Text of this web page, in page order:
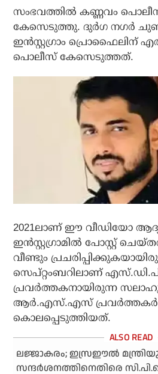
സംഭവത്തില്‍ കണ്ണവം
കേസെടുത്തു. ദുര്‍ഗ നഗര്‍
ഇന്‍സ്റ്റഗ്രാം പ്രൊഫൈലിന്
പൊലീസ് കേസെടുത്തത്.
2021ലാണ് ഈ വീഡിയോ
ഇന്‍സ്റ്റഗ്രാമില്‍ പോസ്റ്റ്
വീണ്ടും
സെപ്റ്റംബറിലാണ്
പ്രവര്‍ത്തകനായിരുന്ന
ആര്‍.എസ്.എസ് പ്രവര്‍ത്തകര്‍
കൊലപ്പെടുത്തിയത്.
ലജ്ജാകരം; ഇസ്രഈല്‍
സന്ദര്‍ശനത്തിനെതിരെ